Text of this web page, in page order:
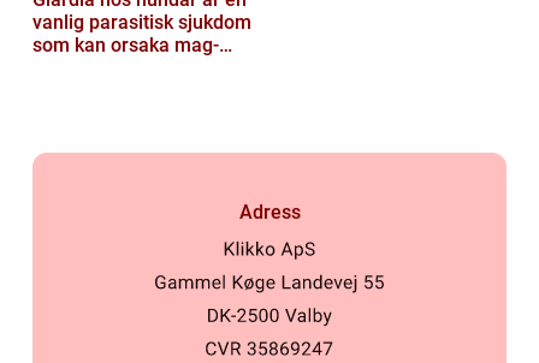
vanlig parasitisk sjukdom
som kan orsaka mag-
Adress